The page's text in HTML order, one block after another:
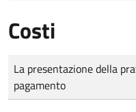
Costi
Tipo di pagamento
Importo
La presentazione della
pagamento